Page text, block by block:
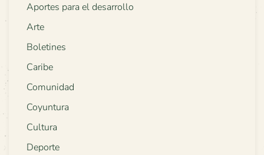
Aportes para el desarrollo
Arte
Boletines
Caribe
Comunidad
Coyuntura
Cultura
Deporte